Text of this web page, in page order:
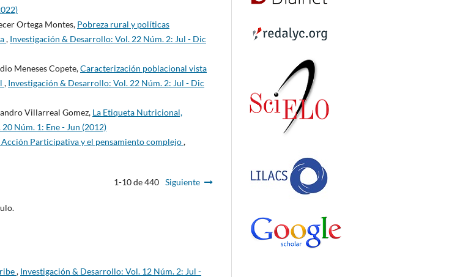
Ortega Montes, Pobreza rural y políticas
, Investigación & Desarrollo: Vol. 22 Núm. 2: Jul - Dic
Meneses Copete,Caracterización poblacional vista
, Investigación & Desarrollo: Vol. 22 Núm. 2: Jul - Dic
Villarreal Gomez, La Etiqueta Nutricional,
Núm. 1: Ene - Jun (2012)
Participativa y el pensamiento complejo,
1-10 de 440 Siguiente
, Investigación & Desarrollo: Vol. 12 Núm. 2: Jul -